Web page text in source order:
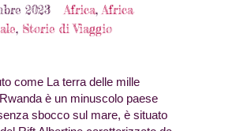
2023 Africa,Africa
, Storie di Viaggio
come La terra delle mille
è un minuscolo paese
sbocco sul mare, è situato